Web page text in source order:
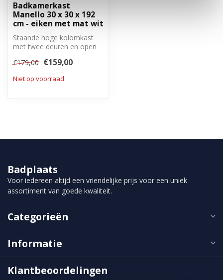
Badkamerkast
Manello 30 x 30 x 192
cm - eiken met mat wit
Staande hoge kolomkast
met twee deuren en open
linksom of...
€179,00 €159,00
Niet op voorraad
Badplaats
Voor iedereen altijd een vriendelijke prijs voor een uniek
assortiment van goede kwaliteit.
Categorieën
Informatie
Klantbeoordelingen